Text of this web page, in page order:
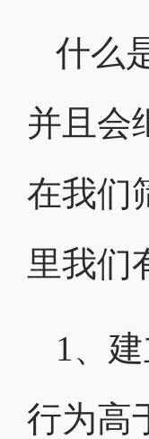
什么
并且会
在我们
里我们
1、
行为高